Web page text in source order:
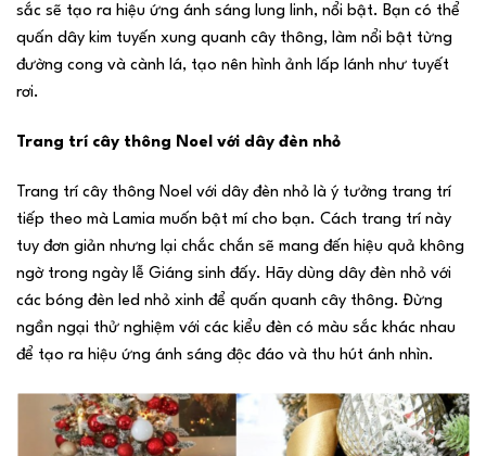
sắc sẽ tạo ra hiệu ứng ánh sáng lung linh, nổi bật. Bạn có thể
quấn dây kim tuyến xung quanh cây thông, làm nổi bật từng
đường cong và cành lá, tạo nên hình ảnh lấp lánh như tuyết
rơi.
Trang trí cây thông Noel với dây đèn nhỏ
Trang trí cây thông Noel với dây đèn nhỏ là ý tưởng trang trí
tiếp theo mà Lamia muốn bật mí cho bạn. Cách trang trí này
tuy đơn giản nhưng lại chắc chắn sẽ mang đến hiệu quả không
ngờ trong ngày lễ Giáng sinh đấy. Hãy dùng dây đèn nhỏ với
các bóng đèn led nhỏ xinh để quấn quanh cây thông. Đừng
ngần ngại thử nghiệm với các kiểu đèn có màu sắc khác nhau
để tạo ra hiệu ứng ánh sáng độc đáo và thu hút ánh nhìn.